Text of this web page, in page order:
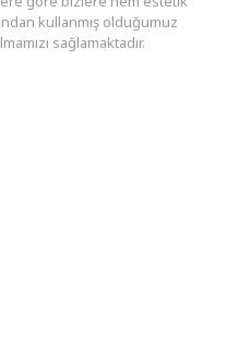
kullanmış olduğumuz
sağlamaktadır.